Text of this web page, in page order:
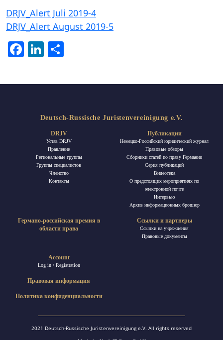
DRJV_Alert Juli 2019-4
DRJV_Alert August 2019-5
FacebookLinkedIn
Deutsch-Russische Juristenvereinigung e.V.
DRJV
Устав DRJV
Правление
Региональные группы
Группы специалистов
Членство
Контакты
Публикации
Немецко-Российский юридический журнал
Правовые обзоры
Сборники статей по праву Германии
Ceрия публикаций
Видеотека
О предстоящих мероприятиях по
электронной почте
Интервью
Архив информационных брошюр
Германо-российская премия в
области права
Account
Log in / Registration
Ссылки и партнеры
Ссылки на учреждения
Правовые документы
Правовая информация
Политика конфиденциальности
2021 Deutsch-Russische Juristenvereinigung e.V. All rights reserved